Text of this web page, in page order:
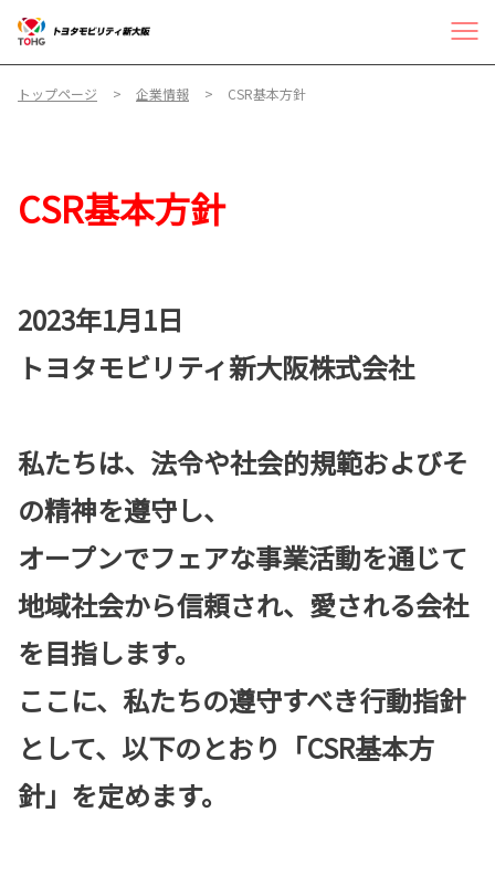
トップページ 企業情報 CSR基本方針
CSR基本方針
2023年1月1日
トヨタモビリティ新大阪株式会社
私たちは、法令や社会的規範およびそ
の精神を遵守し、
オープンでフェアな事業活動を通じて
地域社会から信頼され、愛される会社
を目指します。
ここに、私たちの遵守すべき行動指針
として、以下のとおり「CSR基本方
針」を定めます。